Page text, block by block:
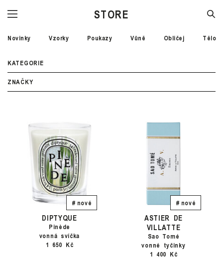
STORE
Novinky Vzorky Poukazy Vůně Obličej Tělo
KATEGORIE
ZNAČKY
# nové
DIPTYQUE
Pinède
vonná svíčka
1 650 Kč
# nové
ASTIER DE
VILLATTE
Sao Tomé
vonné tyčinky
1 400 Kč